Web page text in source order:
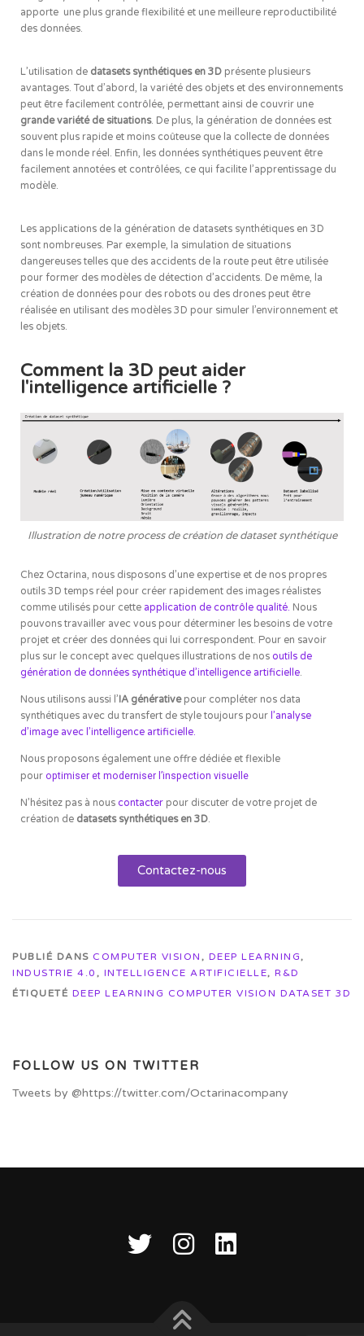
apporte une plus grande flexibilité et une meilleure reproductibilité
des données.
L’utilisation de datasets synthétiques en 3D présente plusieurs
avantages. Tout d’abord, la variété des objets et des environnements
peut être facilement contrôlée, permettant ainsi de couvrir une
grande variété de situations. De plus, la génération de données est
souvent plus rapide et moins coûteuse que la collecte de données
dans le monde réel. Enfin, les données synthétiques peuvent être
facilement annotées et contrôlées, ce qui facilite l’apprentissage du
modèle.
Les applications de la génération de datasets synthétiques en 3D
sont nombreuses. Par exemple, la simulation de situations
dangereuses telles que des accidents de la route peut être utilisée
pour former des modèles de détection d’accidents. De même, la
création de données pour des robots ou des drones peut être
réalisée en utilisant des modèles 3D pour simuler l’environnement et
les objets.
Comment la 3D peut aider
l'intelligence artificielle ?
Illustration de notre process de création de dataset synthétique
Chez Octarina, nous disposons d’une expertise et de nos propres
outils 3D temps réel pour créer rapidement des images réalistes
comme utilisés pour cette application de contrôle qualité. Nous
pouvons travailler avec vous pour déterminer les besoins de votre
projet et créer des données qui lui correspondent. Pour en savoir
plus sur le concept avec quelques illustrations de nos outils de
génération de données synthétique d’intelligence artificielle.
Nous utilisons aussi l’IA générativepour compléter nos data
synthétiques avec du transfert de style toujours pour l’analyse
d’image avec l’intelligence artificielle.
Nous proposons également une offre dédiée et flexible
pour optimiser et moderniser l’inspection visuelle
N’hésitez pas à nous contacter pour discuter de votre projet de
création de datasets synthétiques en 3D.
Contactez-nous
PUBLIÉ DANS COMPUTER VISION , DEEP LEARNING,
INDUSTRIE 4.0 , INTELLIGENCE ARTIFICIELLE, R&D
ÉTIQUETÉ DEEP LEARNING COMPUTER VISION DATASET 3D
FOLLOW US ON TWITTER
Tweets by @https://twitter.com/Octarinacompany